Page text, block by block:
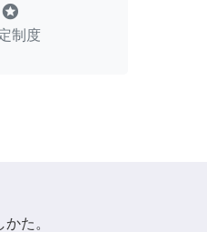
stars
制度
た。